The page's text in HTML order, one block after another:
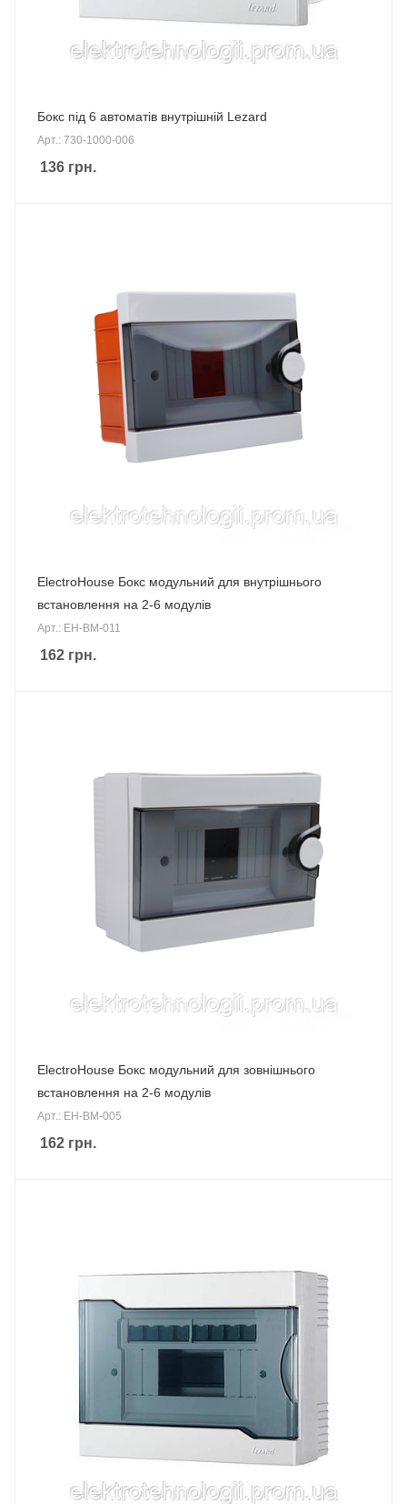
Бокс під 6 автоматів внутрішній Lezard
Арт.: 730-1000-006
136 грн.
ElectroHouse Бокс модульний для внутрішнього
встановлення на 2-6 модулів
Арт.: EH-BM-011
162 грн.
ElectroHouse Бокс модульний для зовнішнього
встановлення на 2-6 модулів
Арт.: EH-BM-005
162 грн.